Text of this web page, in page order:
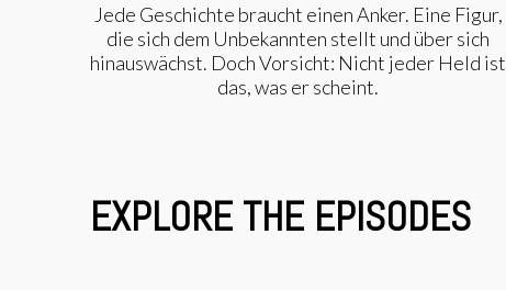
Jede Geschichte braucht einen Anker. Eine Figur,
die sich dem Unbekannten stellt und über sich
hinauswächst. Doch Vorsicht: Nicht jeder Held ist
das, was er scheint.
EXPLORE THE EPISODES